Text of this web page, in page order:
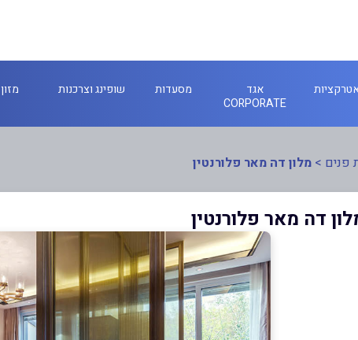
אגד
CORPORATE
מסעדות שופינג וצרכנות מזון
פנים > מלון דה מאר פלורנטין
דה מאר פלורנטין